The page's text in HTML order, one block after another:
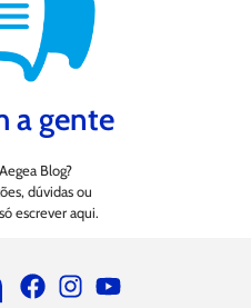
a gente
Blog?
dúvidas ou
escrever aqui.